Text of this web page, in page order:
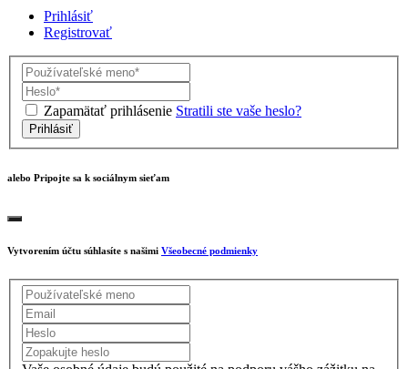
Prihlásiť
Registrovať
Zapamätať prihlásenie Stratili ste vaše heslo?
Prihlásiť
alebo Pripojte sa k sociálnym sieťam
Vytvorením účtu súhlasíte s našimi Všeobecné podmienky